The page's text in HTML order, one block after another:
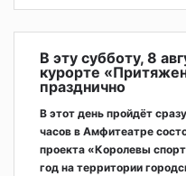
В эту субботу, 8
курорте
празднично
В этот день пройдёт
часов в Амфитеатре
проекта «Королевы
год на территории